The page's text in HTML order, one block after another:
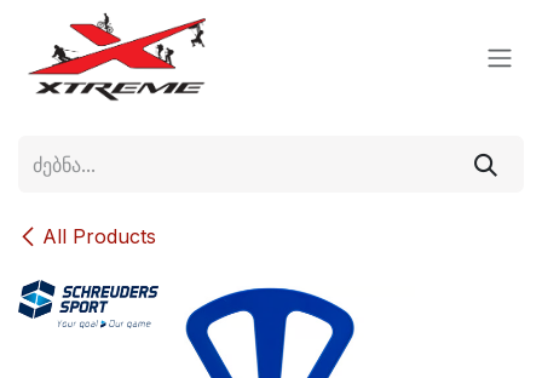
Skip to Content
All Products